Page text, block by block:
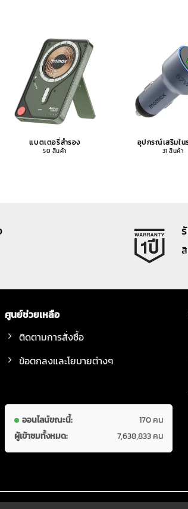
แบตเตอรี่สำรอง
50 สินค้า
อุปกรณ์เสริมใ
31 สินค้า
ศูนย์ช่วยเหลือ
ติดตามการสั่งซื้อ
ข้อตกลงและโยบายต่างๆ
ออนไลน์ขณะนี้:
170 คน
ผู้เข้าชมทั้งหมด:
7,638,833 คน